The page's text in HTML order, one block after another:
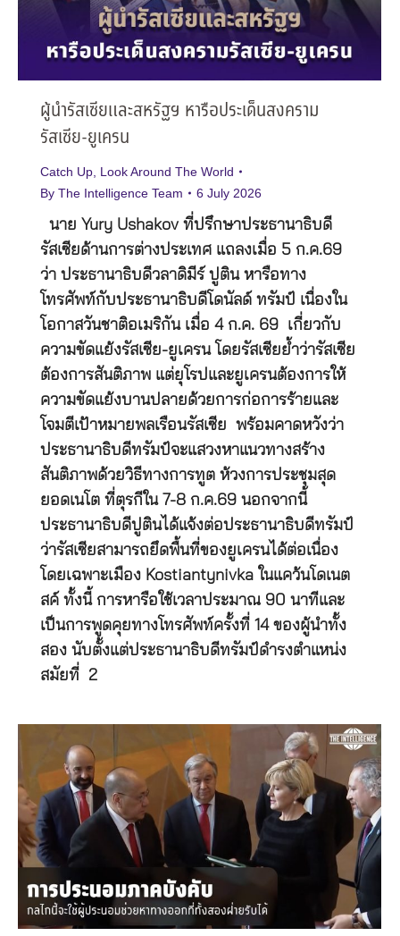
ผู้นำรัสเซียและสหรัฐฯ หารือประเด็นสงคราม
รัสเซีย-ยูเครน
Catch Up Look Around The World
By The Intelligence Team 6 July 2026
นาย Yury Ushakov ที่ปรึกษาประธานาธิบดี
รัสเซียด้านการต่างประเทศ แถลงเมื่อ 5 ก.ค.69
ว่า ประธานาธิบดีวลาดิมีร์ ปูติน หารือทาง
โทรศัพท์กับประธานาธิบดีโดนัลด์ ทรัมป์ เนื่องใน
โอกาสวันชาติอเมริกัน เมื่อ 4 ก.ค. 69 เกี่ยวกับ
ความขัดแย้งรัสเซีย-ยูเครน โดยรัสเซียย้ำว่ารัสเซีย
ต้องการสันติภาพ แต่ยุโรปและยูเครนต้องการให้
ความขัดแย้งบานปลายด้วยการก่อการร้ายและ
โจมตีเป้าหมายพลเรือนรัสเซีย พร้อมคาดหวังว่า
ประธานาธิบดีทรัมป์จะแสวงหาแนวทางสร้าง
สันติภาพด้วยวิธีทางการทูต ห้วงการประชุมสุด
ยอดเนโต ที่ตุรกีใน 7-8 ก.ค.69 นอกจากนี้
ประธานาธิบดีปูตินได้แจ้งต่อประธานาธิบดีทรัมป์
ว่ารัสเซียสามารถยึดพื้นที่ของยูเครนได้ต่อเนื่อง
โดยเฉพาะเมือง Kostiantynivka ในแคว้นโดเนต
สค์ ทั้งนี้ การหารือใช้เวลาประมาณ 90 นาทีและ
เป็นการพูดคุยทางโทรศัพท์ครั้งที่ 14 ของผู้นำทั้ง
สอง นับตั้งแต่ประธานาธิบดีทรัมป์ดำรงตำแหน่ง
สมัยที่ 2